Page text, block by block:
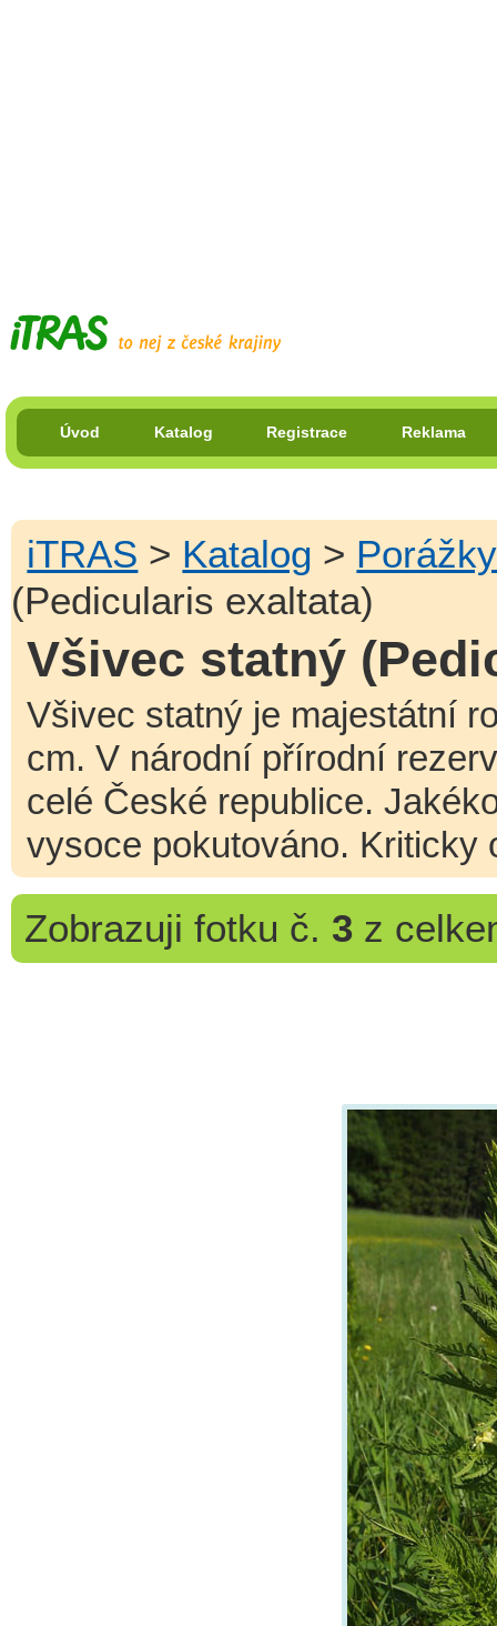
Úvod Katalog Registrace Reklama
iTRAS > Katalog > Porážky
(Pedicularis exaltata)
Všivec statný
Všivec statný je majestátní
cm. V národní přírodní
celé České republice.
vysoce pokutováno. Kriticky
Zobrazuji fotku č. 3z